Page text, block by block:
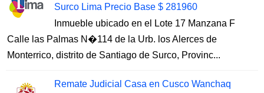
Surco Lima Precio Base $ 281960
Inmueble ubicado en el Lote 17 Manzana F
Calle las Palmas N�114 de la Urb. los Alerces de
Monterrico, distrito de Santiago de Surco, Provinc...
Remate Judicial Casa en Cusco Wanchaq